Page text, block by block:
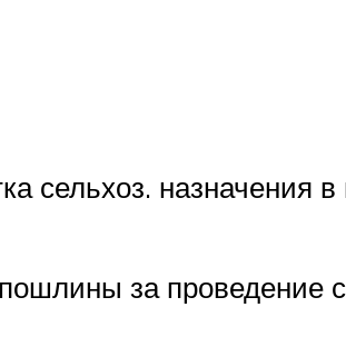
сельхоз. назначения
за проведение